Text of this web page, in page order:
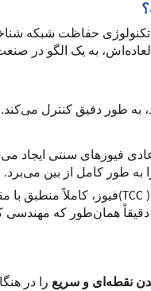
تکنولوژی حفاظت شبکه
به یک الگو در
طور دقیق کنترل می‌کند.
فیوزهای سنتی ایجاد
به طور کامل از بین می‌برد.
(TCCفیوز، کاملاً منطبق با
همان‌طور که مهندسی
نقطه‌ای و سریع را در